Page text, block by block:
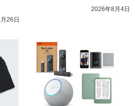
26日
2026年8月4日